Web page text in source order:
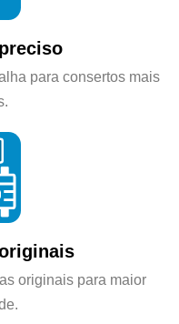
para consertos mais
originais para maior